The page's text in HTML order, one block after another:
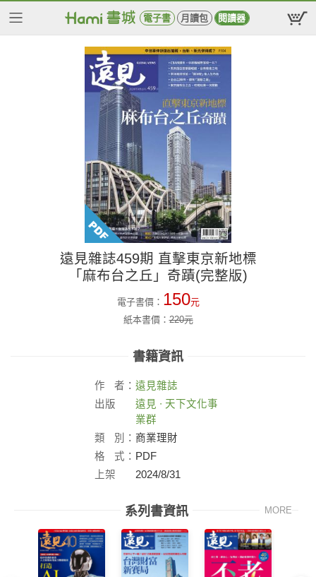
電子書 月讀包 閱讀器
遠見雜誌459期 直擊東京新地標
「麻布台之丘」奇蹟(完整版)
電子書價： 150元
紙本書價：220元
書籍資訊
作 者： 遠見雜誌
出版
遠見 ∙ 天下文化事
業群
類
別： 商業理財
格
式： PDF
上架
2024/8/31
系列書資訊 MORE